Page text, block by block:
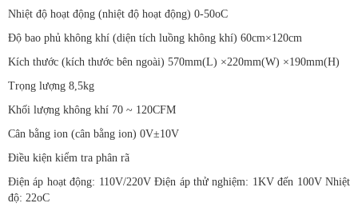
Nhiệt độ hoạt động (nhiệt độ hoạt động) 0-50oC
Độ bao phủ không khí (diện tích luồng không khí) 60cm×120cm
Kích thước (kích thước bên ngoài) 570mm(L) ×220mm(W) ×190mm(H)
Trọng lượng 8,5kg
Khối lượng không khí 70 ~ 120CFM
Cân bằng ion (cân bằng ion) 0V±10V
Điều kiện kiểm tra phân rã
Điện áp hoạt động: 110V/220V Điện áp thử nghiệm: 1KV đến 100V Nhiệt
độ: 22oC